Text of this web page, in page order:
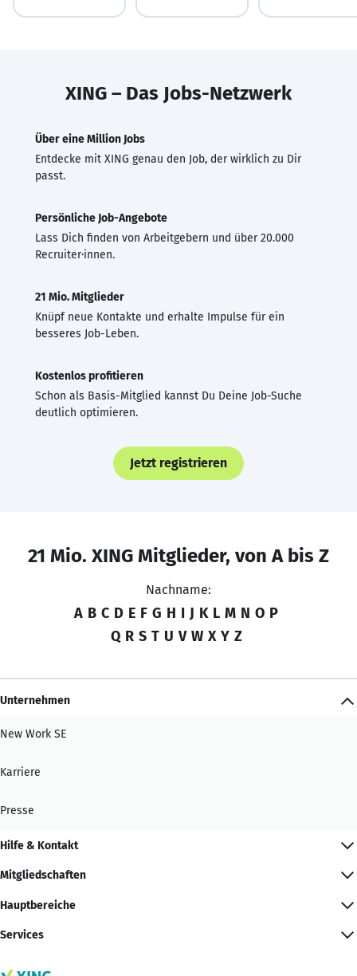
XING – Das Jobs-Netzwerk
Über eine Million Jobs
Entdecke mit XING genau den Job, der wirklich zu Dir
passt.
Persönliche Job-Angebote
Lass Dich finden von Arbeitgebern und über 20.000
Recruiter·innen.
21 Mio. Mitglieder
Knüpf neue Kontakte und erhalte Impulse für ein
besseres Job-Leben.
Kostenlos profitieren
Schon als Basis-Mitglied kannst Du Deine Job-Suche
deutlich optimieren.
Jetzt registrieren
21 Mio. XING Mitglieder, von A bis Z
Nachname:
A B C D E F G H I J K L M N O P
Q R S T U V W X Y Z
Unternehmen
New Work SE
Karriere
Presse
Hilfe & Kontakt
Mitgliedschaften
Hauptbereiche
Services